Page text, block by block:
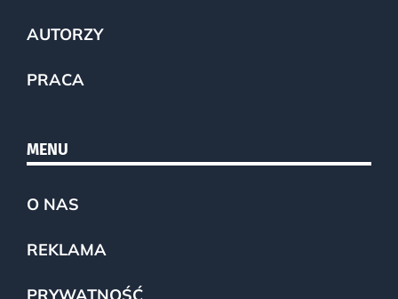
AUTORZY
PRACA
MENU
O NAS
REKLAMA